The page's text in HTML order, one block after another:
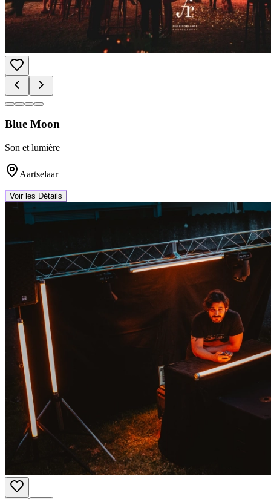
Blue Moon
Son et lumière
Aartselaar
Voir les Détails